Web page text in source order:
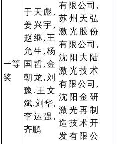
一等
奖
于天彪,
姜兴宇,
赵继,王
允生,杨
国哲,金
朝龙,刘
豫,王文
斌,刘华,
李运强,
齐鹏
有限公司,
苏州天弘
激光股份
有限公司,
沈阳大陆
激光技术
有限公司,
沈阳金研
激光再制
造技术开
发有限公